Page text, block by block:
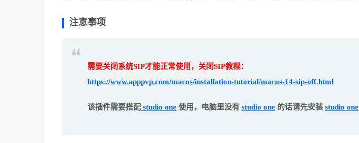
注意事项
需要关闭系统SIP才能正常使用，关闭SIP教程：
https://www.apppvp.com/macos/installation-tutorial/macos-14-sip-off.html
该插件需要搭配 studio one 使用，电脑里没有 studio one 的话请先安装 studio one